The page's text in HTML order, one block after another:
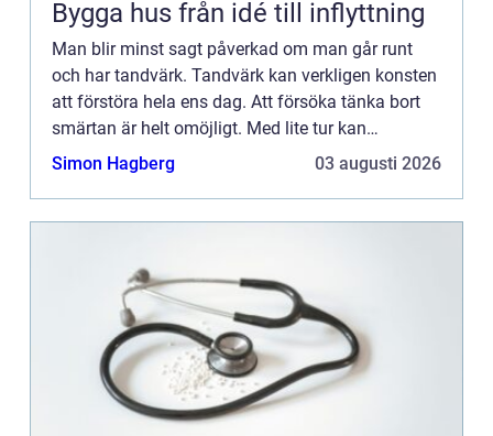
Bygga hus från idé till inflyttning
Man blir minst sagt påverkad om man går runt
och har tandvärk. Tandvärk kan verkligen konsten
att förstöra hela ens dag. Att försöka tänka bort
smärtan är helt omöjligt. Med lite tur kan
smärtstillandet stilla smärtan ett litet tag, men
Simon Hagberg 03 augusti 2026